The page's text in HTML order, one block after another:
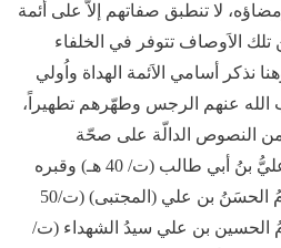
لا تنطبق صفاتهم إلاّ على أئمة
تلك الاَوصاف تتوفر في الخلفاء
نذكر أسامي الاَئمة الهداة واُولي
الله عنهم الرجس وطهّرهم تطهيراً،
النصوص الدالّة على صحّة
إمامتهم .. 1. أميرُ المؤمنين عليُّ بنُ أبي طالب (ت/ 40 هـ) وقبره
في النجف الاَشرف . 2. الاِمامُ الحسَنُ بن علي (المجتبى) (ت/50
في البقيع. 3. الاِمامُ الحسين بن علي سيدُ الشهداء (ت/